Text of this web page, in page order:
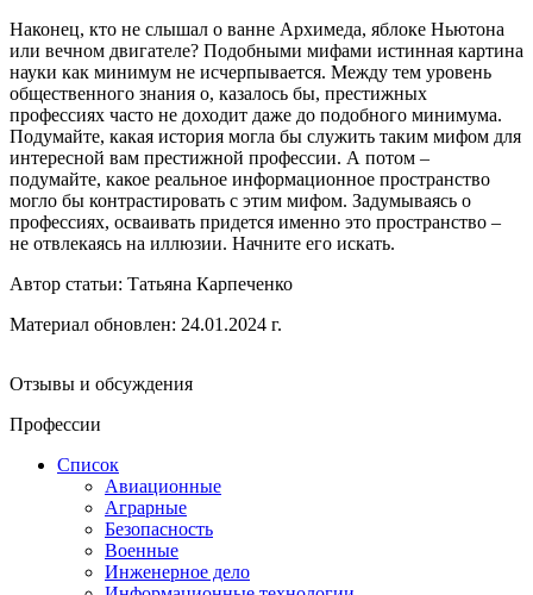
Наконец, кто не слышал о ванне Архимеда, яблоке Ньютона
или вечном двигателе? Подобными мифами истинная картина
науки как минимум не исчерпывается. Между тем уровень
общественного знания о, казалось бы, престижных
профессиях часто не доходит даже до подобного минимума.
Подумайте, какая история могла бы служить таким мифом для
интересной вам престижной профессии. А потом –
подумайте, какое реальное информационное пространство
могло бы контрастировать с этим мифом. Задумываясь о
профессиях, осваивать придется именно это пространство –
не отвлекаясь на иллюзии. Начните его искать.
Автор статьи: Татьяна Карпеченко
Материал обновлен: 24.01.2024 г.
Отзывы и обсуждения
Профессии
Список
Авиационные
Аграрные
Безопасность
Военные
Инженерное дело